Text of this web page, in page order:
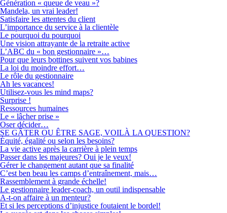
Génération « queue de veau »?
Mandela, un vrai leader!
Satisfaire les attentes du client
L’importance du service à la clientèle
Le pourquoi du pourquoi
Une vision attrayante de la retraite active
L’ABC du « bon gestionnaire »…
Pour que leurs bottines suivent vos babines
La loi du moindre effort…
Le rôle du gestionnaire
Ah les vacances!
Utilisez-vous les mind maps?
Surprise !
Ressources humaines
Le « lâcher prise »
Oser décider…
SE GÂTER OU ÊTRE SAGE, VOILÀ LA QUESTION?
Équité, égalité ou selon les besoins?
La vie active après la carrière à plein temps
Passer dans les majeures? Oui je le veux!
Gérer le changement autant que sa finalité
C’est ben beau les camps d’entraînement, mais…
Rassemblement à grande échelle!
Le gestionnaire leader-coach, un outil indispensable
A-t-on affaire à un menteur?
Et si les perceptions d’injustice foutaient le bordel!